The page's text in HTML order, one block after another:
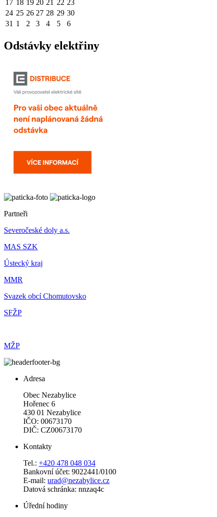
17 18 19 20 21 22 23
24 25 26 27 28 29 30
31 1 2 3 4 5 6
Odstávky elektřiny
Partneři
Severočeské doly a.s.
MAS SZK
Ústecký kraj
MMR
Svazek obcí Chomutovsko
SFŽP
MŽP
Adresa
Obec Nezabylice
Hořenec 6
430 01 Nezabylice
IČO: 00673170
DIČ: CZ00673170
Kontakty
Tel.: +420 478 048 034
Bankovní účet: 9022441/0100
E-mail: urad@nezabylice.cz
Datová schránka: nnzaq4c
Úřední hodiny